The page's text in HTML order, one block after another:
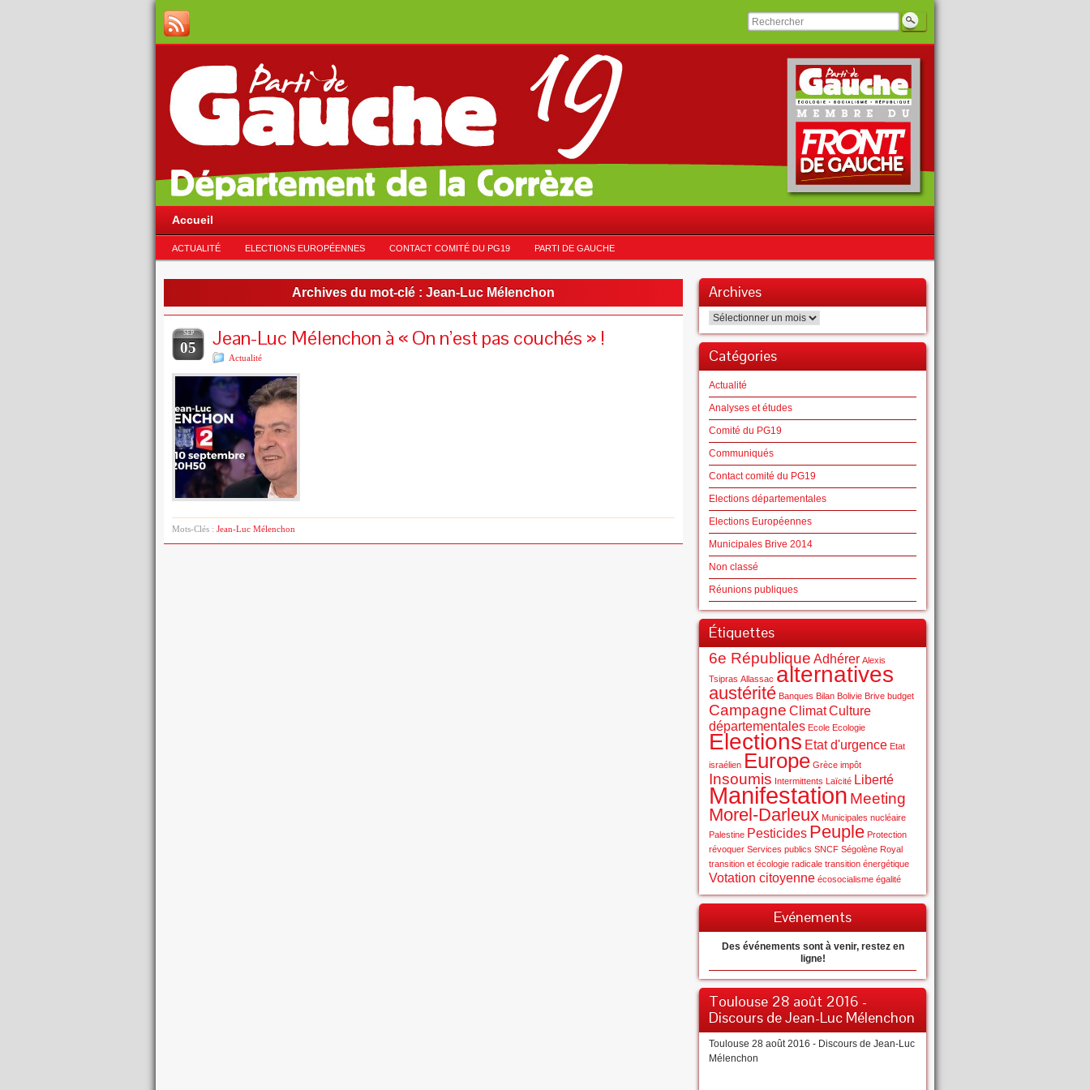
Accueil
ACTUALITÉ ELECTIONS EUROPÉENNES CONTACT COMITÉ DU PG19 PARTI DE GAUCHE
Archives du mot-clé : Jean-Luc Mélenchon
SEP
05 Jean-Luc Mélenchon à « On n’est pas couchés » !
Actualité
Mots-Clés : Jean-Luc Mélenchon
Archives
Archives
Catégories
Actualité
Analyses et études
Comité du PG19
Communiqués
Contact comité du PG19
Elections départementales
Elections Européennes
Municipales Brive 2014
Non classé
Réunions publiques
Étiquettes
6e République Adhérer Alexis
Tsipras Allassac alternatives
austérité Banques Bilan Bolivie Brive budget
Campagne ClimatCulture
départementales Ecole Ecologie
Elections Etat d'urgence Etat
israélien Europe Grèce impôt
Insoumis Intermittents Laïcité Liberté
Manifestation Meeting
Morel-Darleux Municipales nucléaire
Palestine Pesticides Peuple Protection
révoquer Services publics SNCF Ségolène Royal
transition et écologie radicale transition énergétique
Votation citoyenne écosocialisme égalité
Evénements
Des événements sont à venir, restez en
ligne!
Toulouse 28 août 2016 -
Discours de Jean-Luc Mélenchon
Toulouse 28 août 2016 - Discours de Jean-Luc
Mélenchon